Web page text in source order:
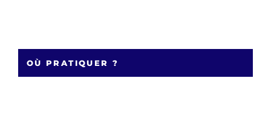
OÙ PRATIQUER ?